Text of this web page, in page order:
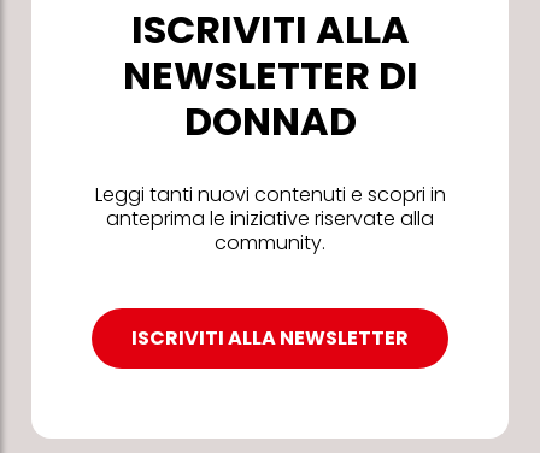
ISCRIVITI ALLA
NEWSLETTER DI
DONNAD
Leggi tanti nuovi contenuti e scopri in
anteprima le iniziative riservate alla
community.
ISCRIVITI ALLA NEWSLETTER